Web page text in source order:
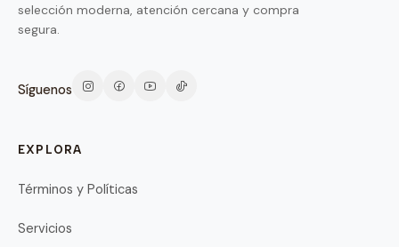
selección moderna, atención cercana y compra
segura.
Síguenos
EXPLORA
Términos y Políticas
Servicios